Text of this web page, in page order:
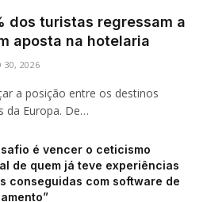
dos turistas regressam a
aposta na hotelaria
30, 2026
a posição entre os destinos
da Europa. De…
é vencer o ceticismo
de quem já teve experiências
conseguidas com software de